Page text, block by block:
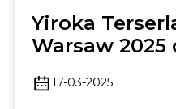
Yiroka
Warsaw 2025
Termaju
17-03-2025